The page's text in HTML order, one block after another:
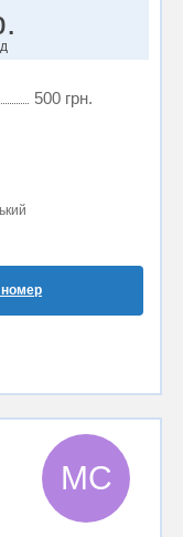
500 грн.
номер
МС